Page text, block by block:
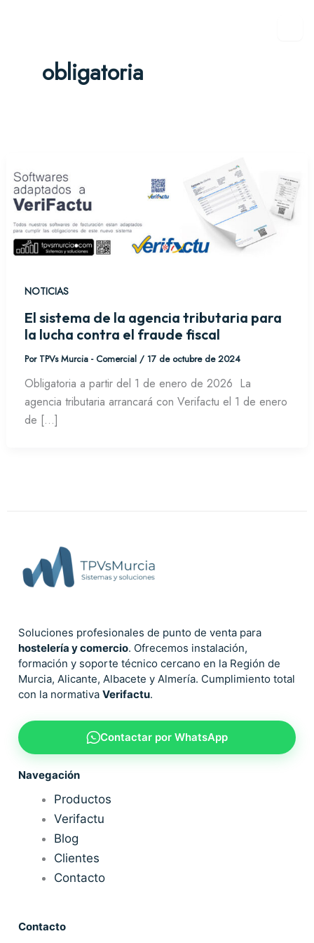
obligatoria
NOTICIAS
El sistema de la agencia tributaria para
la lucha contra el fraude fiscal
Por TPVs Murcia - Comercial / 17 de octubre de 2024
Obligatoria a partir del 1 de enero de 2026 La
agencia tributaria arrancará con Verifactu el 1 de enero
de […]
Soluciones profesionales de punto de venta para
hostelería y comercio. Ofrecemos instalación,
formación y soporte técnico cercano en la Región de
Murcia, Alicante, Albacete y Almería. Cumplimiento total
con la normativa Verifactu.
Contactar por WhatsApp
Navegación
Productos
Verifactu
Blog
Clientes
Contacto
Contacto